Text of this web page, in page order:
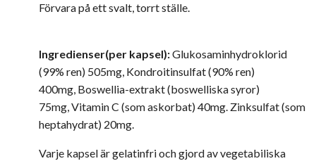
Förvara på ett svalt, torrt ställe.
Ingredienser(per kapsel):Glukosaminhydroklorid
(99% ren) 505mg, Kondroitinsulfat (90% ren)
400mg, Boswellia-extrakt (boswelliska syror)
75mg, Vitamin C (som askorbat) 40mg. Zinksulfat (som
heptahydrat) 20mg.
Varje kapsel är gelatinfri och gjord av vegetabiliska